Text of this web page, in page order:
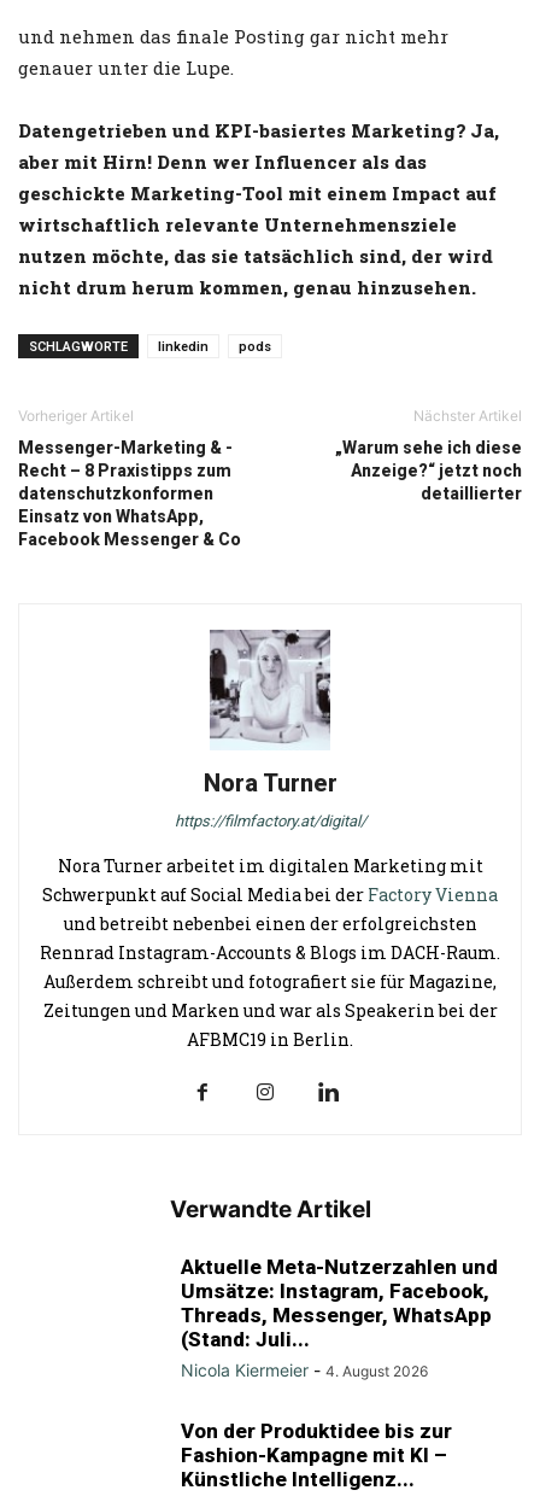
und nehmen das finale Posting gar nicht mehr
genauer unter die Lupe.
Datengetrieben und KPI-basiertes Marketing? Ja,
aber mit Hirn! Denn wer Influencer als das
geschickte Marketing-Tool mit einem Impact auf
wirtschaftlich relevante Unternehmensziele
nutzen möchte, das sie tatsächlich sind, der wird
nicht drum herum kommen, genau hinzusehen.
SCHLAGWORTE linkedin pods
Vorheriger Artikel
Messenger-Marketing & -
Recht – 8 Praxistipps zum
datenschutzkonformen
Einsatz von WhatsApp,
Facebook Messenger & Co
Nächster Artikel
„Warum sehe ich diese
Anzeige?“ jetzt noch
detaillierter
Nora Turner
https://filmfactory.at/digital/
Nora Turner arbeitet im digitalen Marketing mit
Schwerpunkt auf Social Media bei der Factory Vienna
und betreibt nebenbei einen der erfolgreichsten
Rennrad Instagram-Accounts & Blogs im DACH-Raum.
Außerdem schreibt und fotografiert sie für Magazine,
Zeitungen und Marken und war als Speakerin bei der
AFBMC19 in Berlin.
Verwandte Artikel
Aktuelle Meta-Nutzerzahlen und
Umsätze: Instagram, Facebook,
Threads, Messenger, WhatsApp
(Stand: Juli...
Nicola Kiermeier - 4. August 2026
Von der Produktidee bis zur
Fashion-Kampagne mit KI –
Künstliche Intelligenz...